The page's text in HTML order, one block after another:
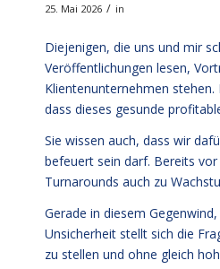
25. Mai 2026 / in
Diejenigen, die uns und mir
Veröffentlichungen lesen,
Klientenunternehmen
dass dieses gesunde
Sie wissen auch, dass wir
befeuert sein darf. Bereits
Turnarounds auch zu
Gerade in diesem
Unsicherheit stellt sich die
zu stellen und ohne gleich